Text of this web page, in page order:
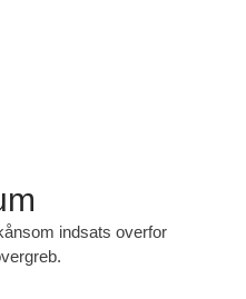
indsats overfor